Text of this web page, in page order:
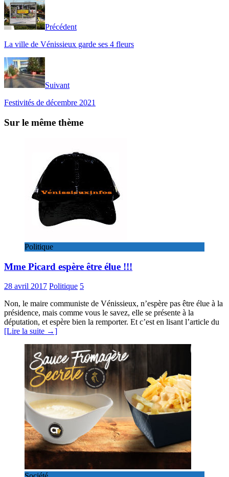
Précédent
La ville de Vénissieux garde ses 4 fleurs
Suivant
Festivités de décembre 2021
Sur le même thème
Politique
Mme Picard espère être élue !!!
28 avril 2017 Politique 5
Non, le maire communiste de Vénissieux, n’espère pas être élue à la
présidence, mais comme vous le savez, elle se présente à la
députation, et espère bien la remporter. Et c’est en lisant l’article du
[Lire la suite →]